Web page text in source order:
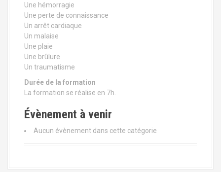
Une hémorragie
Une perte de connaissance
Un arrêt cardiaque
Un malaise
Une plaie
Une brûlure
Un traumatisme
Durée de la formation
La formation se réalise en 7h.
Évènement à venir
Aucun évènement dans cette catégorie